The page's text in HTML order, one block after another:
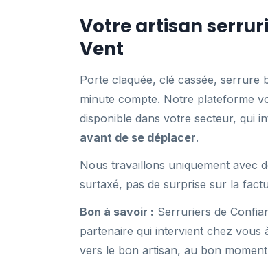
Votre artisan
Vent
Porte claquée, clé cassée, serrure
minute compte. Notre plateforme
disponible dans votre secteur, qui
avant de se déplacer.
Nous travaillons uniquement avec
surtaxé, pas de surprise sur la
Bon à savoir : Serruriers de
partenaire qui intervient chez
vers le bon artisan, au bon